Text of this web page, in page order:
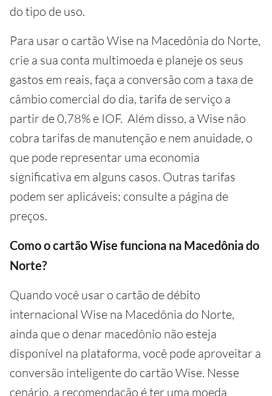
do tipo de uso.
Para usar o cartão Wise na Macedônia do Norte,
crie a sua conta multimoeda e planeje os seus
gastos em reais, faça a conversão com a taxa de
câmbio comercial do dia, tarifa de serviço a
partir de 0,78% e IOF. Além disso, a Wise não
cobra tarifas de manutenção e nem anuidade, o
que pode representar uma economia
significativa em alguns casos. Outras tarifas
podem ser aplicáveis; consulte a página de
preços.
Como o cartão Wise funciona na Macedônia do
Norte?
Quando você usar o cartão de débito
internacional Wise na Macedônia do Norte,
ainda que o denar macedônio não esteja
disponível na plataforma, você pode aproveitar a
conversão inteligente do cartão Wise. Nesse
cenário, a recomendação é ter uma moeda